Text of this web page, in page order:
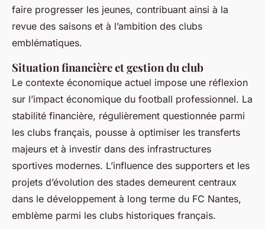
faire progresser les jeunes, contribuant ainsi à la
revue des saisons et à l’ambition des clubs
emblématiques.
Situation financière et gestion du club
Le contexte économique actuel impose une réflexion
sur l’impact économique du football professionnel. La
stabilité financière, régulièrement questionnée parmi
les clubs français, pousse à optimiser les transferts
majeurs et à investir dans des infrastructures
sportives modernes. L’influence des supporters et les
projets d’évolution des stades demeurent centraux
dans le développement à long terme du FC Nantes,
emblème parmi les clubs historiques français.